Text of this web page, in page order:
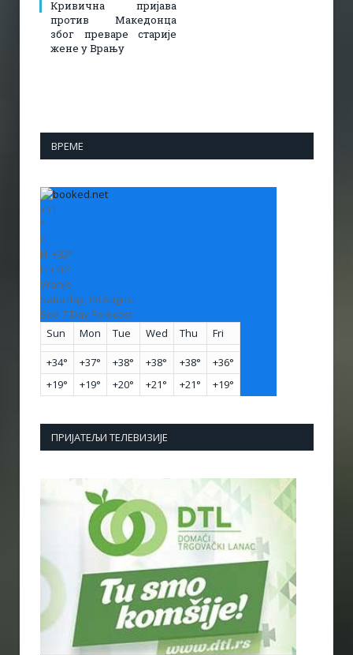
Кривична пријава
против Македонца
због преваре старије
жене у Врању
ВРЕМЕ
+31
°
C
H: +32°
L: +20°
Vranje
Saturday, 08 August
See 7-Day Forecast
Sun
Mon Tue Wed Thu Fri
+34° +37° +38° +38° +38° +36°
+19° +19° +20° +21° +21° +19°
ПРИЈАТЕЉИ ТЕЛЕВИЗИЈЕ